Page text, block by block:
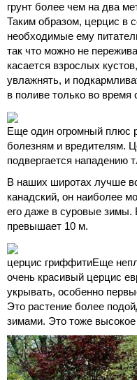
грунт более чем на два
Таким образом, церцис в
необходимые ему
так что можно не
касается взрослых
увлажнять, и
в поливе только во время
Еще один огромный плюс
болезням и вредителям.
подвергается нападению
В наших широтах лучше
канадский, он наиболее
его даже в суровые зимы.
превышает 10 м.
церцис гриффитиЕще
очень красивый церцис
укрывать, особенно
Это растение более
зимами. Это тоже высокое